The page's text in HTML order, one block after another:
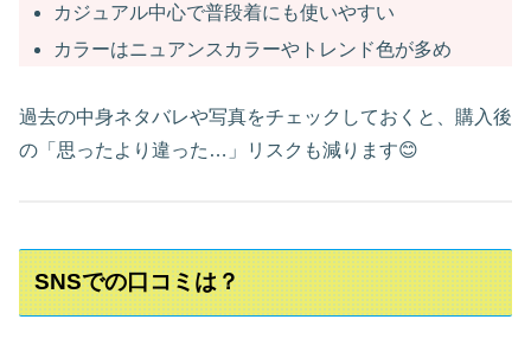
カジュアル中心で普段着にも使いやすい
カラーはニュアンスカラーやトレンド色が多め
過去の中身ネタバレや写真をチェックしておくと、購入後
の「思ったより違った…」リスクも減ります😊
SNSでの口コミは？